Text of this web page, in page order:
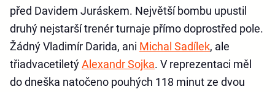
před Davidem Juráskem. Největší bombu upustil
druhý nejstarší trenér turnaje přímo doprostřed pole.
Žádný Vladimír Darida, ani Michal Sadílek, ale
třiadvacetiletýAlexandr Sojka. V reprezentaci měl
do dneška natočeno pouhých 118 minut ze dvou